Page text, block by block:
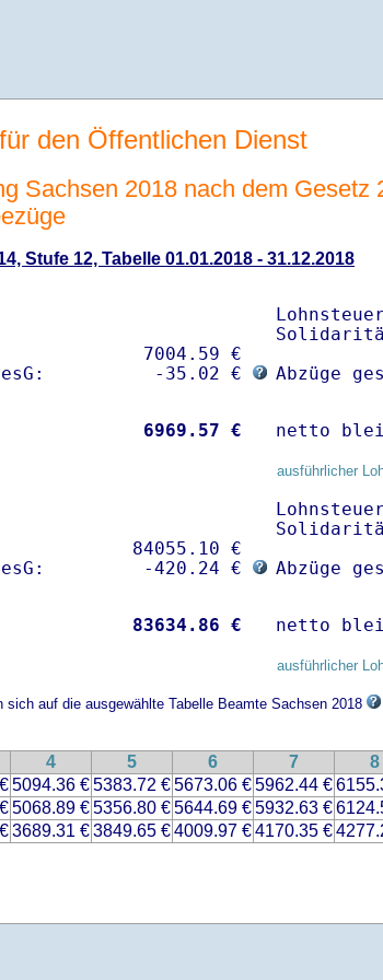
den Öffentlichen Dienst
Sachsen 2018 nach dem
Stufe 12, Tabelle 01.01.2018 - 31.12.2018
7004.59 €
-35.02 €
Abzüge
6969.57 € netto
ausführlicher
84055.10 €
-420.24 €
Abzüge
83634.86 € netto
ausführlicher
sich auf die ausgewählte Tabelle Beamte Sachsen 2018
4 5 6 7 8
5094.36 €5383.72 €5673.06 €5962.44 €
5068.89 €5356.80 €5644.69 €5932.63 €
3689.31 €3849.65 €4009.97 €4170.35 €